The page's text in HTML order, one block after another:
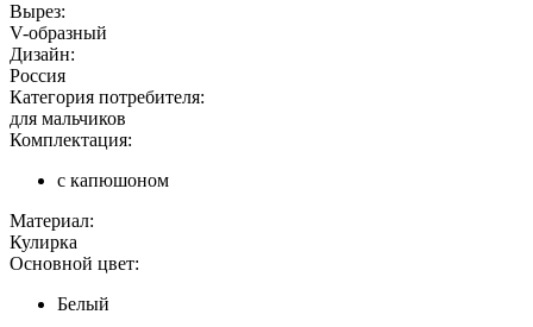
Вырез:
V-образный
Дизайн:
Россия
Категория потребителя:
для мальчиков
Комплектация:
с капюшоном
Материал:
Кулирка
Основной цвет:
Белый